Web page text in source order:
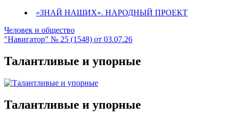
«ЗНАЙ НАШИХ». НАРОДНЫЙ ПРОЕКТ
Человек и общество
"Навигатор" № 25 (1548) от 03.07.26
Талантливые и упорные
Талантливые и упорные